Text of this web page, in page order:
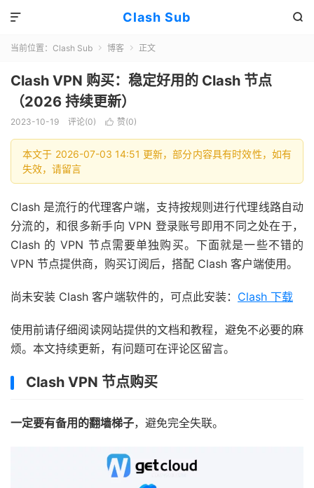
Clash Sub 

当前位置： Clash Sub  博客  正文
Clash VPN 购买：稳定好用的 Clash 节点
（2026 持续更新）
2023-10-19 评论(0)  赞(0)
本文于 2026-07-03 14:51 更新，部分内容具有时效性，如有
失效，请留言
Clash 是流行的代理客户端，支持按规则进行代理线路自动
分流的，和很多新手向 VPN 登录账号即用不同之处在于，
Clash 的 VPN 节点需要单独购买。下面就是一些不错的
VPN 节点提供商，购买订阅后，搭配 Clash 客户端使用。
尚未安装 Clash 客户端软件的，可点此安装： Clash 下载
使用前请仔细阅读网站提供的文档和教程，避免不必要的麻
烦。本文持续更新，有问题可在评论区留言。
Clash VPN 节点购买
一定要有备用的翻墙梯子，避免完全失联。